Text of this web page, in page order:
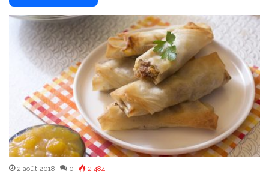
2 août 2018 0 2 484